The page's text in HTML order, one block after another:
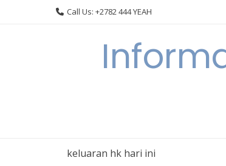
Call Us: +2782 444 YEAH
keluaran hk hari ini